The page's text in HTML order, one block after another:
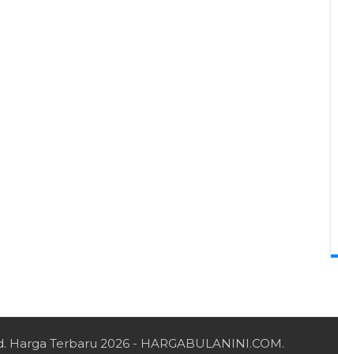
Harga Terbaru 2026 - HARGABULANINI.COM.